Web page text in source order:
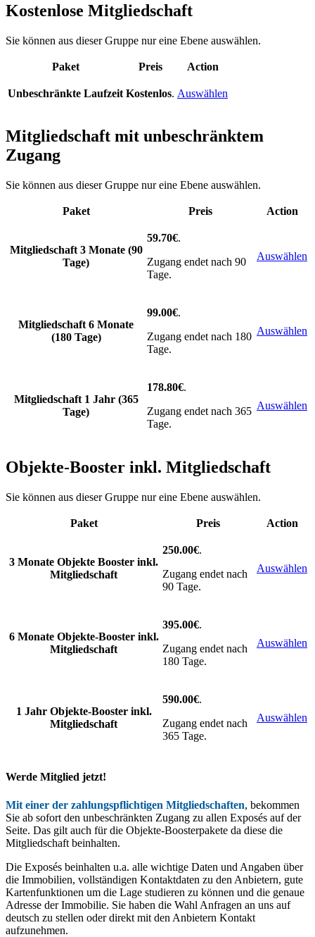
Kostenlose Mitgliedschaft
Sie können aus dieser Gruppe nur eine Ebene auswählen.
Paket Preis Action
Unbeschränkte Laufzeit Kostenlos. Auswählen
Mitgliedschaft mit unbeschränktem
Zugang
Sie können aus dieser Gruppe nur eine Ebene auswählen.
Paket Preis Action
Mitgliedschaft 3 Monate (90
Tage)
59.70€.
Zugang endet nach 90
Tage.
Auswählen
Mitgliedschaft 6 Monate
(180 Tage)
99.00€.
Zugang endet nach 180
Tage.
Auswählen
Mitgliedschaft 1 Jahr (365
Tage)
178.80€.
Zugang endet nach 365
Tage.
Auswählen
Objekte-Booster inkl. Mitgliedschaft
Sie können aus dieser Gruppe nur eine Ebene auswählen.
Paket Preis Action
3 Monate Objekte Booster inkl.
Mitgliedschaft
250.00€.
Zugang endet nach
90 Tage.
Auswählen
6 Monate Objekte-Booster inkl.
Mitgliedschaft
395.00€.
Zugang endet nach
180 Tage.
Auswählen
1 Jahr Objekte-Booster inkl.
Mitgliedschaft
590.00€.
Zugang endet nach
365 Tage.
Auswählen
Werde Mitglied jetzt!
Mit einer der zahlungspflichtigen Mitgliedschaften, bekommen
Sie ab sofort den unbeschränkten Zugang zu allen Exposés auf der
Seite. Das gilt auch für die Objekte-Boosterpakete da diese die
Mitgliedschaft beinhalten.
Die Exposés beinhalten u.a. alle wichtige Daten und Angaben über
die Immobilien, vollständigen Kontaktdaten zu den Anbietern, gute
Kartenfunktionen um die Lage studieren zu können und die genaue
Adresse der Immobilie. Sie haben die Wahl Anfragen an uns auf
deutsch zu stellen oder direkt mit den Anbietern Kontakt
aufzunehmen.